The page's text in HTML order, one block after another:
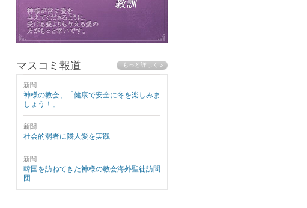
マスコミ報道
新聞
神様の教会、「健康で安全に冬を楽しみま
しょう！」
新聞
社会的弱者に隣人愛を実践
新聞
韓国を訪ねてきた神様の教会海外聖徒訪問
団